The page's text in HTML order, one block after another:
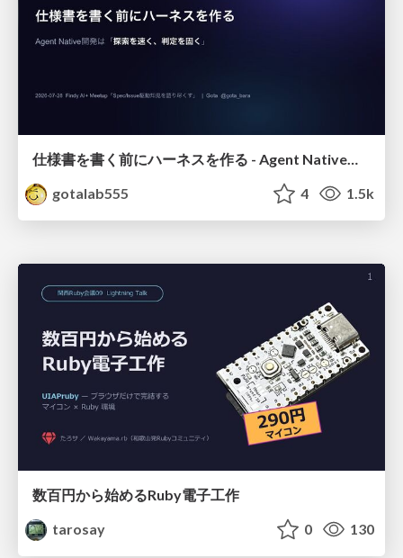
仕様書を書く前にハーネスを作る - Agent Native開発は「探索を速く、判定を固く」
gotalab555
4 1.5k
数百円から始めるRuby電子工作
tarosay
0 130